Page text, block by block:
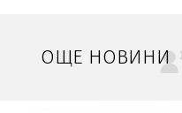
ОЩЕ НОВИНИ